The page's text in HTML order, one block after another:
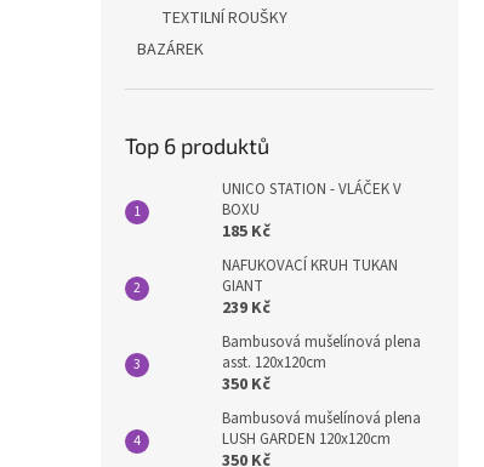
TEXTILNÍ ROUŠKY
BAZÁREK
Top 6 produktů
UNICO STATION - VLÁČEK V
BOXU
185 Kč
NAFUKOVACÍ KRUH TUKAN
GIANT
239 Kč
Bambusová mušelínová plena
asst. 120x120cm
350 Kč
Bambusová mušelínová plena
LUSH GARDEN 120x120cm
350 Kč